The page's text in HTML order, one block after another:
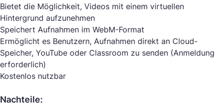
Bietet die Möglichkeit, Videos mit einem virtuellen
Hintergrund aufzunehmen
Speichert Aufnahmen im WebM-Format
Ermöglicht es Benutzern, Aufnahmen direkt an Cloud-
Speicher, YouTube oder Classroom zu senden (Anmeldung
erforderlich)
Kostenlos nutzbar
Nachteile: